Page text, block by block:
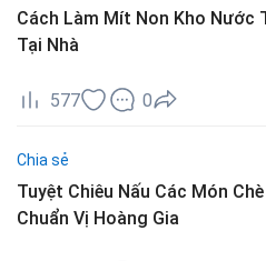
Cách Làm Mít Non Kho Nước
Tại Nhà
577 0
Chia sẻ
Tuyệt Chiêu Nấu Các Món
Chuẩn Vị Hoàng Gia